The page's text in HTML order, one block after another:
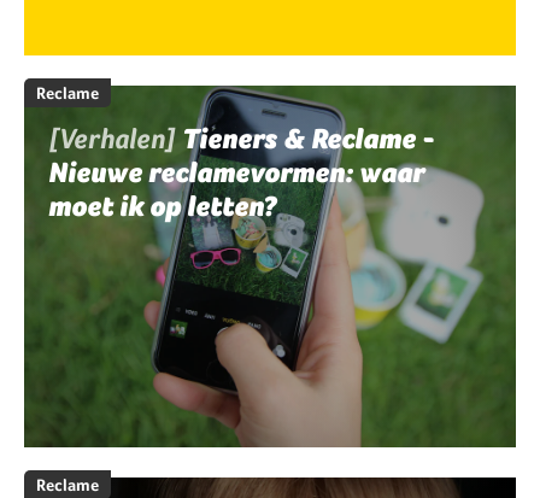
Reclame
[Verhalen] Tieners & Reclame -
Nieuwe reclamevormen: waar
moet ik op letten?
Reclame